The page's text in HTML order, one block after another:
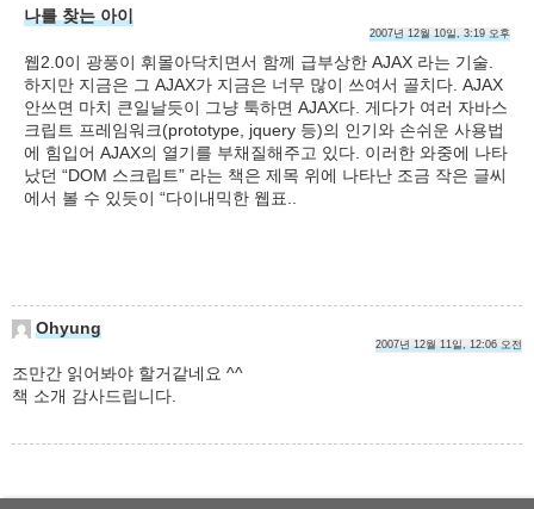
나를 찾는 아이
2007년 12월 10일, 3:19 오후
웹2.0이 광풍이 휘몰아닥치면서 함께 급부상한 AJAX 라는 기술.
하지만 지금은 그 AJAX가 지금은 너무 많이 쓰여서 골치다. AJAX
안쓰면 마치 큰일날듯이 그냥 툭하면 AJAX다. 게다가 여러 자바스
크립트 프레임워크(prototype, jquery 등)의 인기와 손쉬운 사용법
에 힘입어 AJAX의 열기를 부채질해주고 있다. 이러한 와중에 나타
났던 “DOM 스크립트” 라는 책은 제목 위에 나타난 조금 작은 글씨
에서 볼 수 있듯이 “다이내믹한 웹표..
Ohyung
2007년 12월 11일, 12:06 오전
조만간 읽어봐야 할거같네요 ^^
책 소개 감사드립니다.